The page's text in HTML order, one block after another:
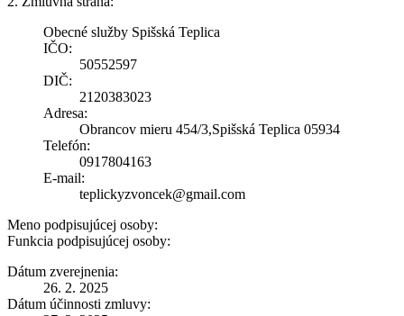
Obecné služby Spišská Teplica
IČO:
50552597
DIČ:
2120383023
Adresa:
Obrancov mieru 454/3,Spišská Teplica 05934
Telefón:
0917804163
E-mail:
teplickyzvoncek@gmail.com
Meno podpisujúcej osoby:
Funkcia podpisujúcej osoby:
Dátum zverejnenia:
26. 2. 2025
Dátum účinnosti zmluvy: